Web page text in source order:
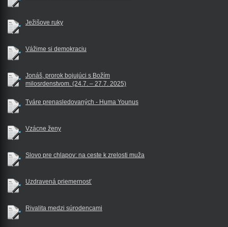
Ježišove ruky
Vážime si demokraciu
Jonáš, prorok bojujúci s Božím
milosrdenstvom. (24.7. – 27.7. 2025)
Tváre prenasledovaných - Huma Younus
Vzácne ženy
Slovo pre chlapov: na ceste k zrelosti muža
Uzdravená priemernosť
Rivalita medzi súrodencami